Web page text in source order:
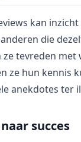
kan
die
ze tevreden met
ze hun kennis
anekdotes ter
succes